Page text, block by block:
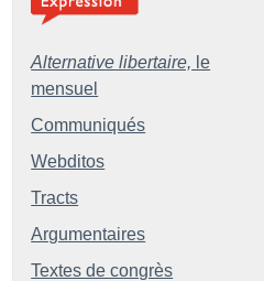
Alternative libertaire, le
mensuel
Communiqués
Webditos
Tracts
Argumentaires
Textes de congrès